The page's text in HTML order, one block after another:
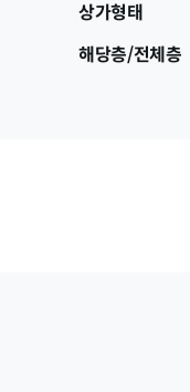
상가형태
해당층/전체층